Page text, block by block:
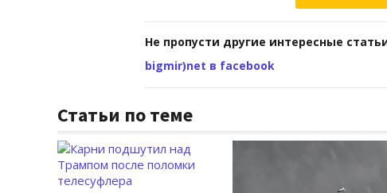
Не пропусти другие интересные
bigmir)net в facebook
Статьи по теме